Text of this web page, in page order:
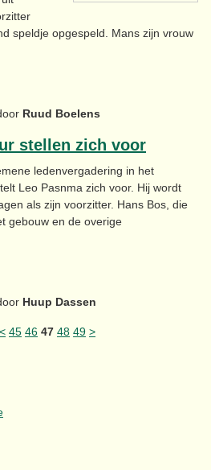
speldje opgespeld. Mans zijn vrouw
Ruud Boelens
stellen zich voor
ledenvergadering in het
Leo Pasnma zich voor. Hij wordt
als zijn voorzitter. Hans Bos, die
gebouw en de overige
Huup Dassen
< 45 46 47 48 49 >